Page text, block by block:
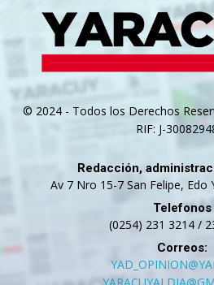
© 2024 - Todos los Derechos
RIF: J-
Redacción,
Av 7 Nro 15-7 San Felipe, Edo
Telefonos
(0254) 231 3214 /
Correos: